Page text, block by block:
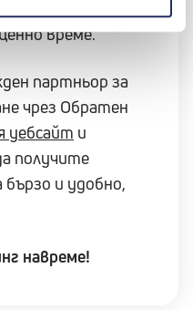
време.
партньор за
чрез Обратен
уебсайт и
получите
и удобно,
навреме!